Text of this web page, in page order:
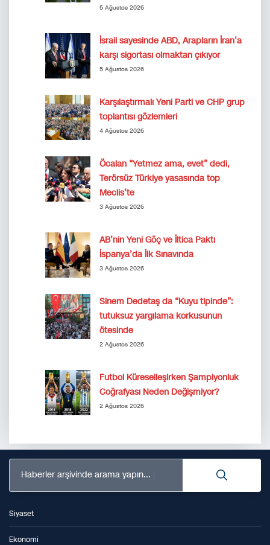
5 Ağustos 2026
İsrail sayesinde ABD, Arapların İran’a
karşı sigortası olmaktan çıkıyor
5 Ağustos 2026
Karşılaştırmalı Yeni Parti ve CHP grup
toplantısı gözlemleri
4 Ağustos 2026
Öcalan “Yetmez ama, evet” dedi,
Terörsüz Türkiye yasasında top
Meclis’te
3 Ağustos 2026
AB’nin Yeni Göç ve İltica Paktı
İspanya’da İlk Sınavında
3 Ağustos 2026
Sinem Dedetaş da “Kuyu tipinde”:
tutuksuz yargılama korkusunun
ötesinde
2 Ağustos 2026
Futbol Küreselleşirken Şampiyonluk
Coğrafyası Neden Değişmiyor?
2 Ağustos 2026
Haberler arşivinde arama yapın...
Siyaset
Ekonomi